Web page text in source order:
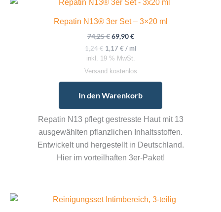
Repatin N13® 3er Set – 3×20 ml
74,25€ Ursprünglicher
Preis
war:
74,25 €
69,90€Aktueller
Preis
ist:
69,90 €.
1,24€ 1,17 € / ml
inkl. 19 % MwSt.
Versand kostenlos
In den Warenkorb
Repatin N13 pflegt gestresste Haut mit 13
ausgewählten pflanzlichen Inhaltsstoffen.
Entwickelt und hergestellt in Deutschland.
Hier im vorteilhaften 3er-Paket!